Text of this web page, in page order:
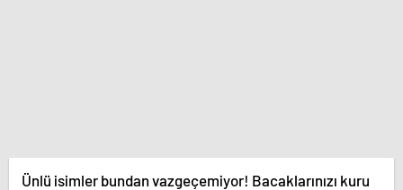
Ünlü isimler bundan vazgeçemiyor! Bacaklarınızı kuru